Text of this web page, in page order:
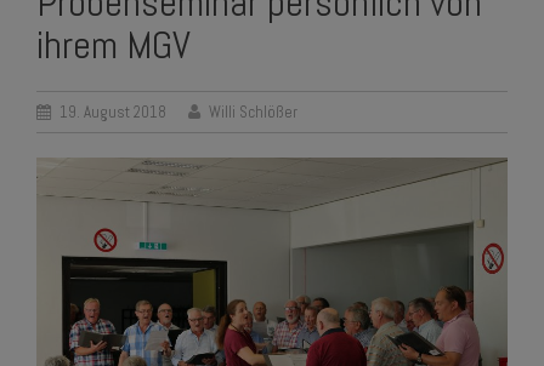
ihrem MGV
19. August 2018 Willi Schlößer